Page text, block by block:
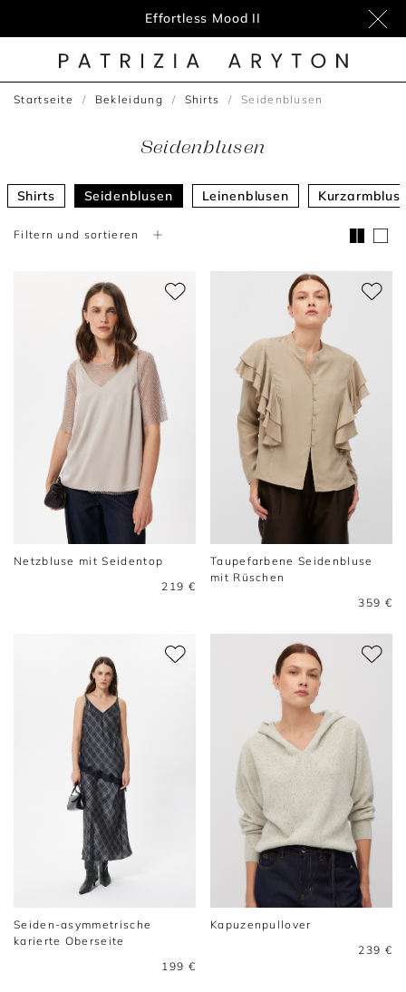
Neuheiten
Startseite Bekleidung Shirts Seidenblusen
Seidenblusen
Shirts Seidenblusen Leinenblusen
Filtern und sortieren
Netzbluse mit Seidentop
219 €
Taupefarbene Seidenbluse
mit Rüschen
359 €
Seiden-asymmetrische
karierte Oberseite
199 €
Kapuzenpullover
239 €